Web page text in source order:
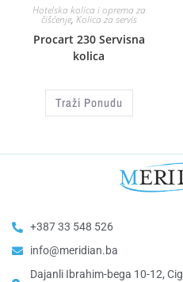
Hotelska kolica i oprema za
čišćenje, Kolica za servis
Procart 230 Servisna
kolica
Traži Ponudu
+387 33 548 526
info@meridian.ba
Dajanli Ibrahim-bega 10-12,